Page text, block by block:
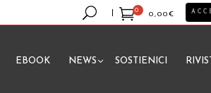
0
0,00€
prodotto nel carrello.
EBOOK NEWS SOSTIENICI